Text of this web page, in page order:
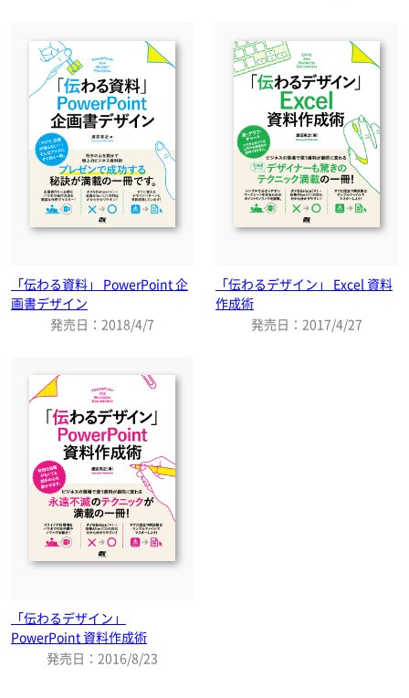
「伝わる資料」 PowerPoint 企
画書デザイン
発売日：2018/4/7
「伝わるデザイン」 Excel 資料
作成術
発売日：2017/4/27
「伝わるデザイン」
PowerPoint 資料作成術
発売日：2016/8/23